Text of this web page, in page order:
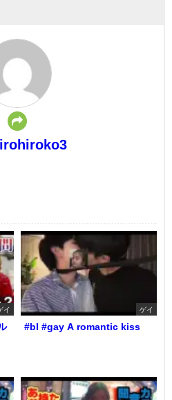
イ ゲイ
#bl #gay A romantic kiss